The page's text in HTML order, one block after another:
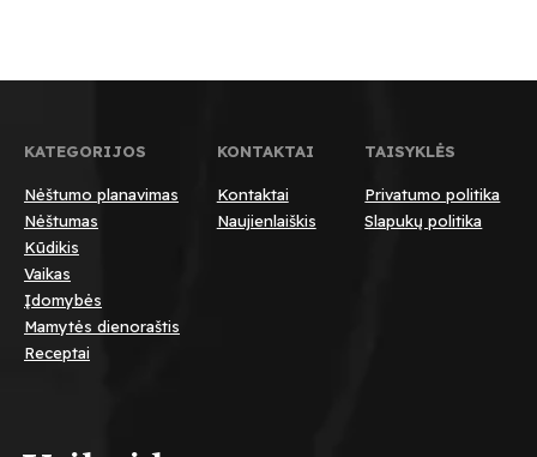
KATEGORIJOS
Nėštumo planavimas
Nėštumas
Kūdikis
Vaikas
Įdomybės
Mamytės dienoraštis
Receptai
KONTAKTAI
Kontaktai
Naujienlaiškis
TAISYKLĖS
Privatumo politika
Slapukų politika